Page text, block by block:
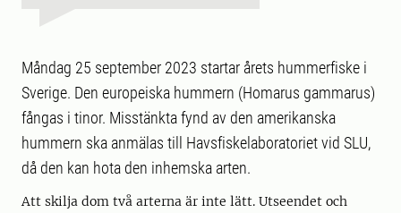
Måndag 25 september 2023 startar årets hummerfiske i
Sverige. Den europeiska hummern (Homarus gammarus)
fångas i tinor. Misstänkta fynd av den amerikanska
hummern ska anmälas till Havsfiskelaboratoriet vid SLU,
då den kan hota den inhemska arten.
Att skilja dom två arterna är inte lätt. Utseendet och